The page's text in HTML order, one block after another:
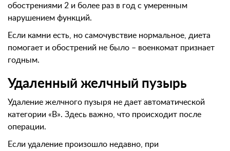
обострениями 2 и более раз в год с умеренным
нарушением функций.
Если камни есть, но самочувствие нормальное, диета
помогает и обострений не было – военкомат признает
годным.
Удаленный желчный пузырь
Удаление желчного пузыря не дает автоматической
категории «В». Здесь важно, что происходит после
операции.
Если удаление произошло недавно, при